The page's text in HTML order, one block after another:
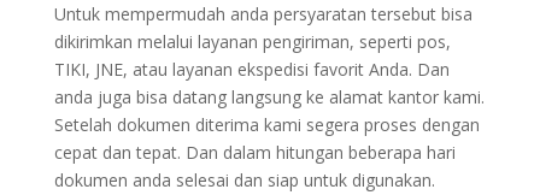
Untuk mempermudah anda persyaratan tersebut bisa
dikirimkan melalui layanan pengiriman, seperti pos,
TIKI, JNE, atau layanan ekspedisi favorit Anda. Dan
anda juga bisa datang langsung ke alamat kantor kami.
Setelah dokumen diterima kami segera proses dengan
cepat dan tepat. Dan dalam hitungan beberapa hari
dokumen anda selesai dan siap untuk digunakan.